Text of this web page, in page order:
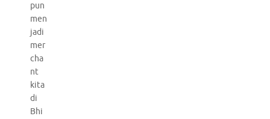
pun
men
jadi
mer
cha
nt
kita
di
Bhi